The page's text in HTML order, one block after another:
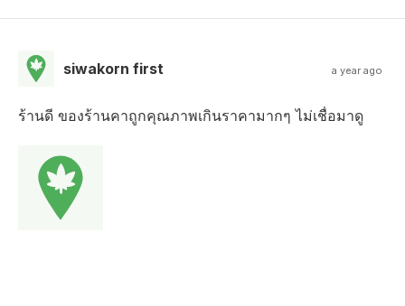
siwakorn first a year ago
ร้านดี ของร้านคาถูกคุณภาพเกินราคามากๆ ไม่เชื่อมาดู